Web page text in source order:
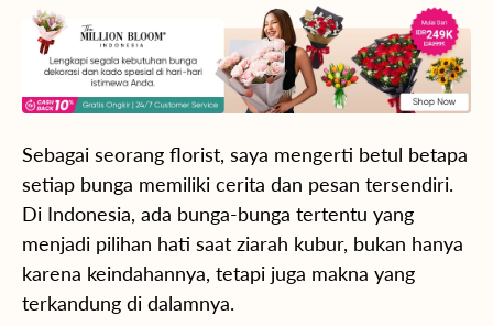
Sebagai seorang florist, saya mengerti betul betapa
setiap bunga memiliki cerita dan pesan tersendiri.
Di Indonesia, ada bunga-bunga tertentu yang
menjadi pilihan hati saat ziarah kubur, bukan hanya
karena keindahannya, tetapi juga makna yang
terkandung di dalamnya.